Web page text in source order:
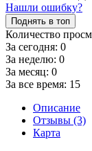
Нашли ошибку?
Поднять в топ
Количество
За сегодня: 0
За неделю: 0
За месяц: 0
За все время: 15
Описание
Отзывы (3)
Карта